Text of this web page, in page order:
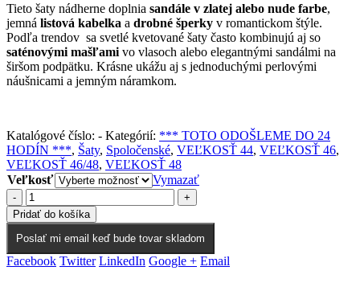
Tieto šaty nádherne doplnia sandále v zlatej alebo nude farbe,
jemná listová kabelka a drobné šperky v romantickom štýle.
Podľa trendov sa svetlé kvetované šaty často kombinujú aj so
saténovými mašľami vo vlasoch alebo elegantnými sandálmi na
širšom podpätku. Krásne ukážu aj s jednoduchými perlovými
náušnicami a jemným náramkom.
Katalógové číslo: - Kategórií: *** TOTO ODOŠLEME DO 24
HODÍN ***, Šaty, Spoločenské, VEĽKOSŤ 44, VEĽKOSŤ 46,
VEĽKOSŤ 46/48, VEĽKOSŤ 48
Veľkosť
Vymazať
-
+
Pridať do košíka
Poslať mi email keď bude tovar skladom
Facebook Twitter LinkedIn Google + Email